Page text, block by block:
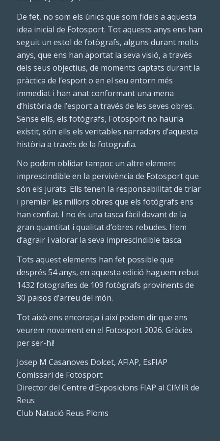
De fet, no som els únics que som fidels a aquesta
idea inicial de Fotosport. Tot aquests anys ens han
seguit un estol de fotògrafs, alguns durant molts
anys, que ens han aportat la seva visió, a través
dels seus objectius, de moments captats durant la
pràctica de l’esport o en el seu entorn més
immediat i han anat conformant una mena
d’història de l’esport a través de les seves obres.
Sense ells, els fotògrafs, Fotosport no hauria
existit, són ells els veritables narradors d’aquesta
història a través de la fotografia.
No podem oblidar tampoc un altre element
imprescindible en la pervivència de Fotosport que
són els jurats. Ells tenen la responsabilitat de triar
i premiar les millors obres que els fotògrafs ens
han confiat. I no és una tasca fàcil davant de la
gran quantitat i qualitat d’obres rebudes. Hem
d’agrair i valorar la seva imprescindible tasca.
Tots aquest elements han fet possible que
després 54 anys, en aquesta edició haguem rebut
1432 fotografies de 109 fotògrafs provinents de
30 països d’arreu del món.
Tot això ens encoratja i així podem dir que ens
veurem novament en el Fotosport 2026. Gràcies
per ser-hi!
Josep M Casanoves Dolcet, AFIAP, EsFIAP
Comissari de Fotosport
Director del Centre d’Exposicions FIAP al CIMIR de
Reus
Club Natació Reus Ploms